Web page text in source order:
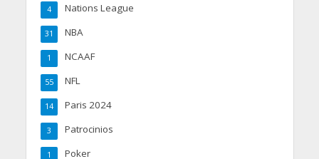
Nations League
4
NBA
31
NCAAF
1
NFL
55
Paris 2024
14
Patrocinios
3
Poker
1